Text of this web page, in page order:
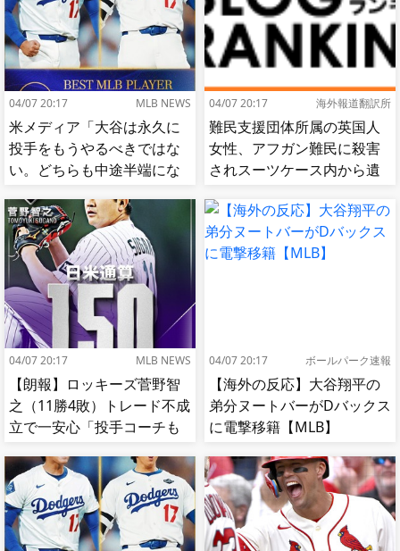
04/07 20:17 MLB NEWS
米メディア「大谷は永久に
投手をもうやるべきではな
い。どちらも中途半端にな
04/07 20:17 海外報道翻訳所
難民支援団体所属の英国人
女性、アフガン難民に殺害
されスーツケース内から遺
応]
04/07 20:17 MLB NEWS
【朗報】ロッキーズ菅野智
之（11勝4敗）トレード不成
立で一安心「投手コーチも
04/07 20:17 ボールパーク速報
【海外の反応】大谷翔平の
弟分ヌートバーがDバックス
に電撃移籍【MLB】